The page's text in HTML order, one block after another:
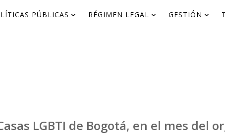
PÚBLICAS RÉGIMEN LEGAL GESTIÓN
LGBTI de Bogotá, en el mes del